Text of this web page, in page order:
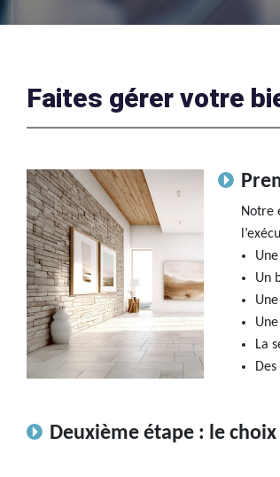
Faites gérer votre
Notre
Un
La
Deuxième étape : le